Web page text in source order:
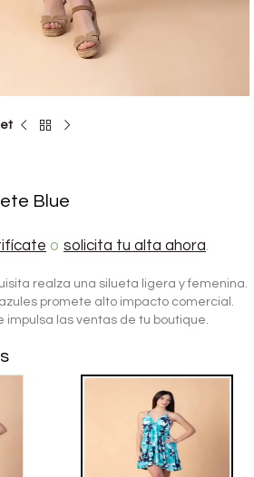
Blue
o solicita tu alta ahora.
realza una silueta ligera y femenina.
promete alto impacto comercial.
impulsa las ventas de tu boutique.